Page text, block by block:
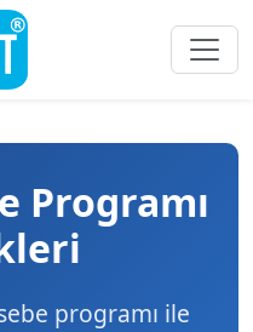
Programı
programı ile